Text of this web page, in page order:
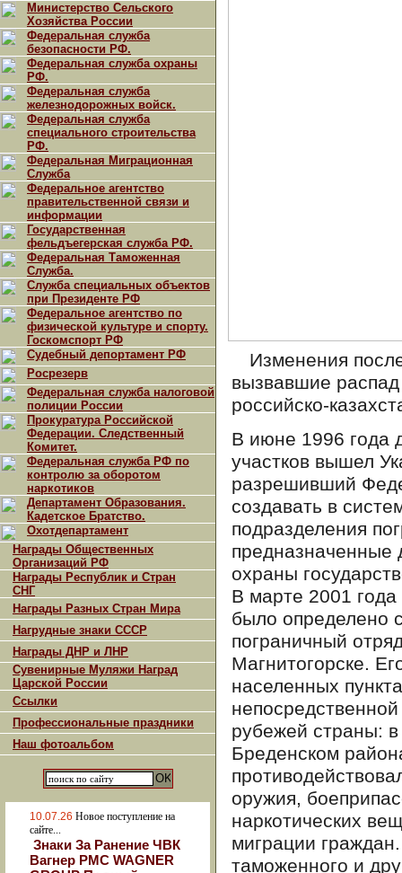
Министерство Сельского
Хозяйства России
Федеральная служба
безопасности РФ.
Федеральная служба охраны
РФ.
Федеральная служба
железнодорожных войск.
Федеральная служба
специального строительства
РФ.
Федеральная Миграционная
Служба
Федеральное агентство
правительственной связи и
информации
Государственная
фельдъегерская служба РФ.
Федеральная Таможенная
Служба.
Служба специальных объектов
при Президенте РФ
Федеральное агентство по
физической культуре и спорту.
Госкомспорт РФ
Судебный депортамент РФ
Росрезерв
Федеральная служба налоговой
полиции России
Прокуратура Российской
Федерации. Следственный
Комитет.
Федеральная служба РФ по
контролю за оборотом
наркотиков
Департамент Образования.
Кадетское Братство.
Охотдепартамент
Награды Общественных
Организаций РФ
Награды Республик и Стран
СНГ
Награды Разных Стран Мира
Нагрудные знаки СССР
Награды ДНР и ЛНР
Сувенирные Муляжи Наград
Царской России
Ссылки
Профессиональные праздники
Наш фотоальбом
10.07.26 Новое поступление на
сайте...
Знаки За Ранение ЧВК
Вагнер РМС WAGNER
Изменения
вызвавшие
российско-
В июне 1996 года
участков вышел
разрешивший
создавать в
подразделения
предназначенные
охраны
В марте 2001
было определено
пограничный
Магнитогорске.
населенных
рубежей страны:
Бреденском
оружия,
наркотических
миграции
таможенного и